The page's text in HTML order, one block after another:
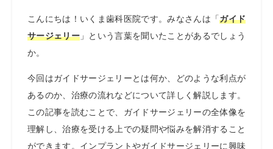
こんにちは！いくま歯科医院です。みなさんは「ガイド
サージェリー 」という言葉を聞いたことがあるでしょう
か。
今回はガイドサージェリーとは何か、どのような利点が
あるのか、治療の流れなどについて詳しく解説します。
この記事を読むことで、ガイドサージェリーの全体像を
理解し、治療を受ける上での疑問や悩みを解消すること
ができます。インプラントやガイドサージェリーに興味